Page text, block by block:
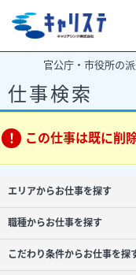
官公庁・市役所の
仕事検索
この仕事は既に削
エリアからお仕事を探す
職種からお仕事を探す
こだわり条件からお仕事を探